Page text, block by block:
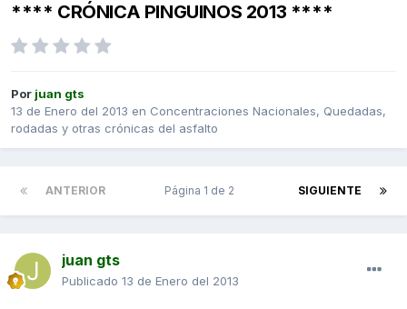
**** CRÓNICA PINGUINOS 2013 ****
Por juan gts
13 de Enero del 2013 en Concentraciones Nacionales, Quedadas,
rodadas y otras crónicas del asfalto
ANTERIOR SIGUIENTE
Página 1 de 2
juan gts
Publicado 13 de Enero del 2013